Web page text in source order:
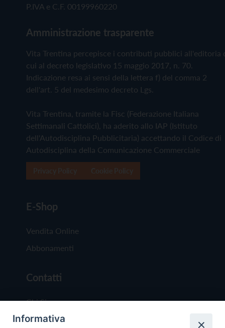
P.IVA e C.F. 00199960220
Amministrazione trasparente
Vita Trentina percepisce i contributi pubblici all'editoria
cui al decreto legislativo 15 maggio 2017, n. 70.
Indicazione resa ai sensi della lettera f) del comma 2
dell'art. 5 del medesimo decreto Lgs.
Vita Trentina, tramite la Fisc (Federazione Italiana
Settimanali Cattolici), ha aderito allo IAP (Istituto
dell'Autodisciplina Pubblicitaria) accettando il Codice di
Autodisciplina della Comunicazione Commerciale
E-Shop
Vendita Online
Abbonamenti
Contatti
Chi Siamo
Redazione
Informativa